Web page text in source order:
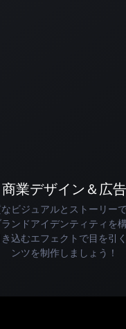
商業デザイン＆広告
ビジュアルとストーリー
ランドアイデンティティを
込むエフェクトで目を引
ンツを制作しましょう！